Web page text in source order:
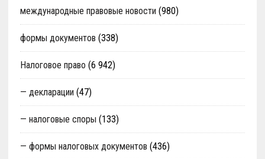
международные правовые новости (980)
формы документов (338)
Налоговое право (6 942)
— декларации (47)
— налоговые споры (133)
— формы налоговых документов (436)